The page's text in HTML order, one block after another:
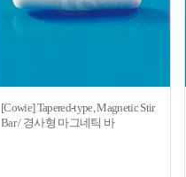
[Cowie] Tapered-type, Magnetic Stir
Bar / 경사형 마그네틱 바